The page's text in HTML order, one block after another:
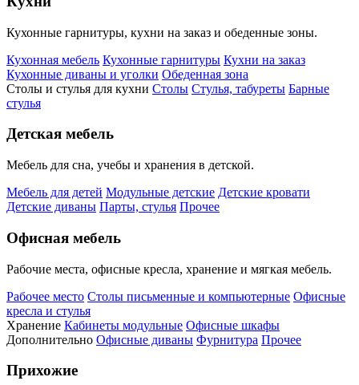
Кухонные гарнитуры, кухни на заказ и обеденные зоны.
Кухонная мебель Кухонные гарнитуры Кухни на заказ
Кухонные диваны и уголки Обеденная зона
Столы и стулья для кухни Столы Стулья, табуреты Барные
стулья
Детская мебель
Мебель для сна, учебы и хранения в детской.
Мебель для детей Модульные детские Детские кровати
Детские диваны Парты, стулья Прочее
Офисная мебель
Рабочие места, офисные кресла, хранение и мягкая мебель.
Рабочее место Столы письменные и компьютерные Офисные
кресла и стулья
Хранение Кабинеты модульные Офисные шкафы
Дополнительно Офисные диваны Фурнитура Прочее
Прихожие